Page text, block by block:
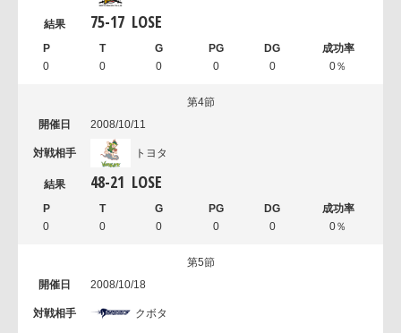
75-17 LOSE
0 0 0 0 0 0％
第4節
2008/10/11
トヨタ
48-21 LOSE
0 0 0 0 0 0％
第5節
2008/10/18
クボタ